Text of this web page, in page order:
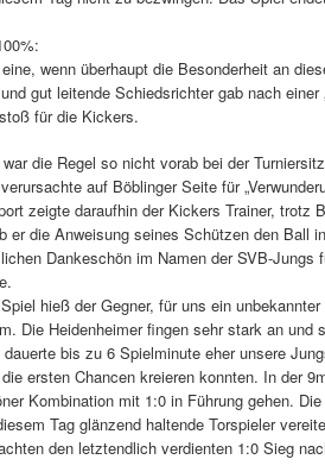
wenn überhaupt die Besonderheit an
gut leitende Schiedsrichter gab nach
für die Kickers.
die Regel so nicht vorab bei der
auf Böblinger Seite für
zeigte daraufhin der Kickers Trainer, trotz
er die Anweisung seines Schützen den Ball
Dankeschön im Namen der SVB-
hieß der Gegner, für uns ein
Die Heidenheimer fingen sehr stark an und
bis zu 6 Spielminute eher unsere
ersten Chancen kreieren konnten. In der
Kombination mit 1:0 in Führung gehen.
Tag glänzend haltende Torspieler
den letztendlich verdienten 1:0 Sieg